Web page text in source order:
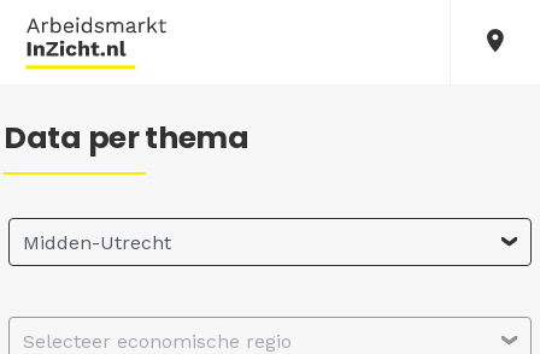
Data per thema
Midden-Utrecht
Selecteer economische regio